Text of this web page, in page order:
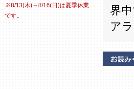
界
ア
※8/13(木)～8/16(日)は夏季休業
です。